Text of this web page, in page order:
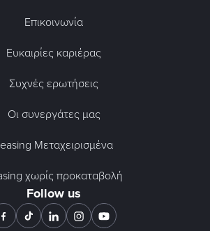
Επικοινωνία
Ευκαιρίες καριέρας
Συχνές ερωτήσεις
Οι συνεργάτες μας
Μεταχειρισμένα
χωρίς προκαταβολή
Follow us